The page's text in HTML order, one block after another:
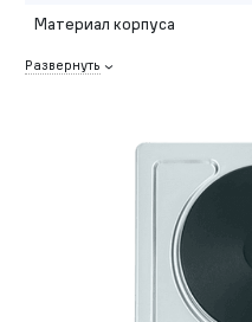
Материал корпуса
Развернуть